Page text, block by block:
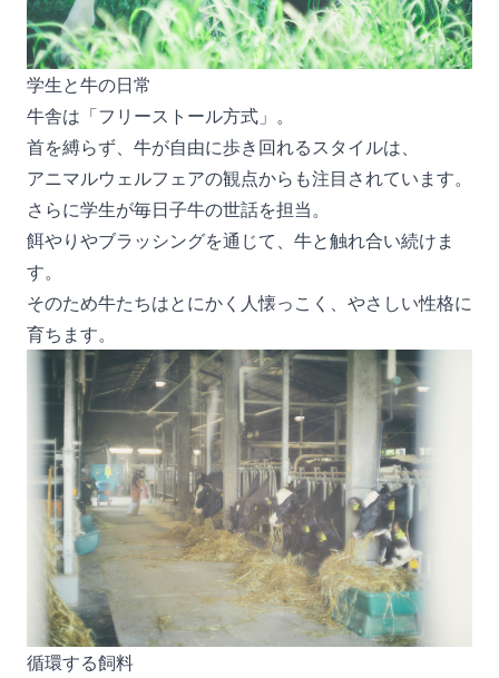
学生と牛の日常
牛舎は「フリーストール方式」。
首を縛らず、牛が自由に歩き回れるスタイルは、
アニマルウェルフェアの観点からも注目されています。
さらに学生が毎日子牛の世話を担当。
餌やりやブラッシングを通じて、牛と触れ合い続けま
す。
そのため牛たちはとにかく人懐っこく、やさしい性格に
育ちます。
循環する飼料